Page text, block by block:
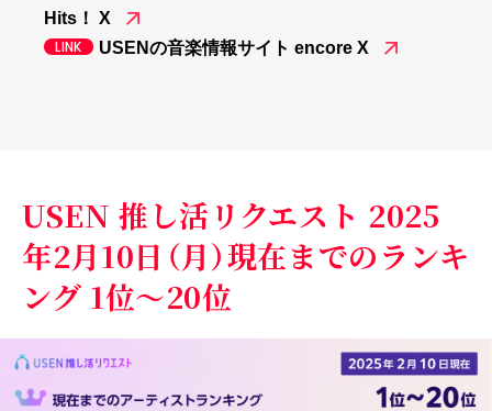
Hits！ X
USENの音楽情報サイト encore X
USEN 推し活リクエスト 2025
年2月10日（月）現在までのランキ
ング 1位～20位